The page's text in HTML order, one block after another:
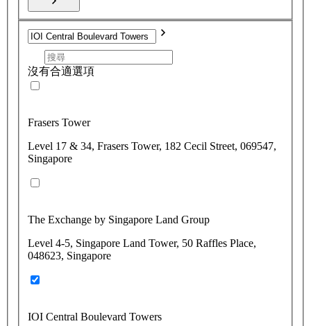
沒有合適選項
Frasers Tower
Level 17 & 34, Frasers Tower, 182 Cecil Street, 069547,
Singapore
The Exchange by Singapore Land Group
Level 4-5, Singapore Land Tower, 50 Raffles Place,
048623, Singapore
IOI Central Boulevard Towers